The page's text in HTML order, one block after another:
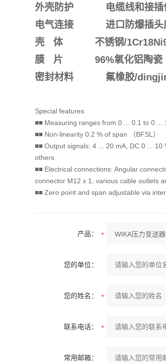
外壳防护
电缆线和接
电气连接
进口防爆插头
壳
体 不锈钢/
膜
片 96%氧化铝陶瓷
密封材料
氟橡胶/
Special features
■■ Measuring ranges from 0 ... 0.1 to 0 ...
■■ Non-linearity 0.2 % of span （BFSL）
■■ Output signals: 4 ... 20 mA, DC 0 ... 10
others
■■ Electrical connections: Angular
connector M12 x 1, various cable outlets
■■ Zero point and span adjustable via
产品：
您的单位：
您的姓名：
联系电话：
常用邮箱：